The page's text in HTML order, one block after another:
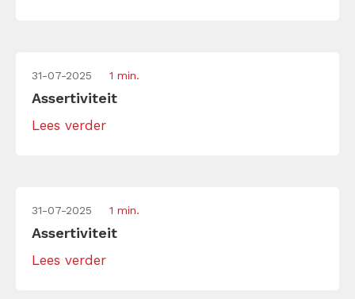
31-07-2025 1 min.
Assertiviteit
Lees verder
31-07-2025 1 min.
Assertiviteit
Lees verder